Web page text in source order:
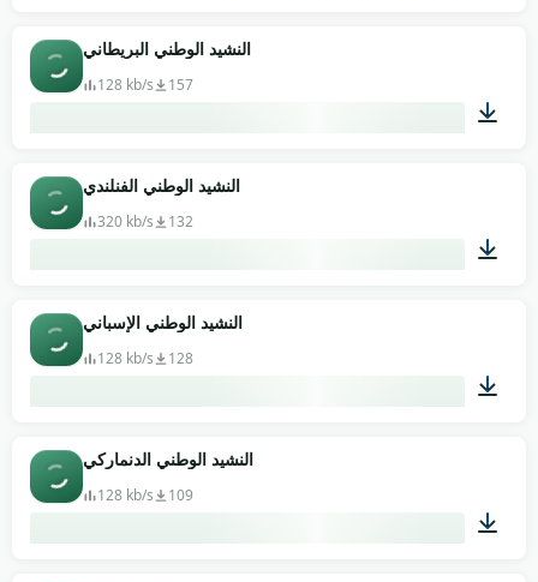
النشيد الوطني البريطاني
128 kb/s 157
النشيد الوطني الفنلندي
320 kb/s 132
النشيد الوطني الإسباني
128 kb/s 128
النشيد الوطني الدنماركي
128 kb/s 109